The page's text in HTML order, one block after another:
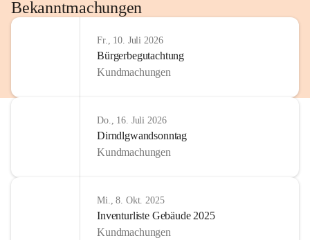
http://www.omv.com
Bekanntmachungen
Fr., 10. Juli 2026
Bürgerbegutachtung
Kundmachungen
Do., 16. Juli 2026
Dirndlgwandsonntag
Kundmachungen
Mi., 8. Okt. 2025
Inventurliste Gebäude 2025
Kundmachungen